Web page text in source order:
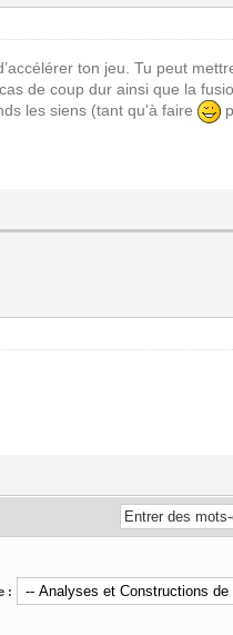
ton jeu. Tu peut
de coup dur ainsi que la
les siens (tant qu'à faire
: